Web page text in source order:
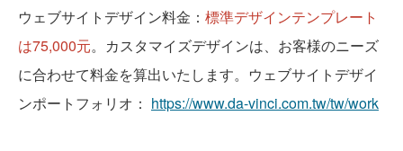
ウェブサイトデザイン料金： 標準デザインテンプレート
は75,000元。カスタマイズデザインは、お客様のニーズ
に合わせて料金を算出いたします。ウェブサイトデザイ
ンポートフォリオ： https://www.da-vinci.com.tw/tw/work